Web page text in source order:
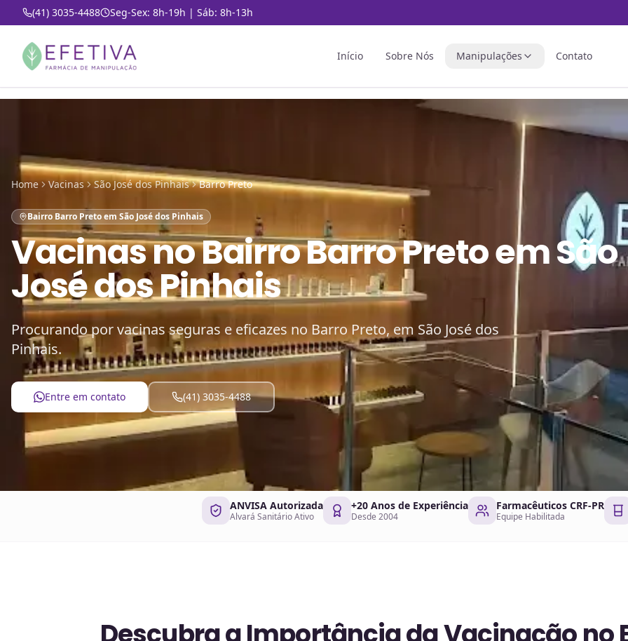
(41) 3035-4488 Seg-Sex: 8h-19h | Sáb: 8h-13h
Início Sobre Nós Manipulações Contato
Home Vacinas São José dos Pinhais Barro Preto
Bairro Barro Preto em São José dos Pinhais
VacinasnoBairro Barro Preto em São
José dos Pinhais
Procurando por vacinas seguras e eficazes no Barro Preto, em São José dos
Pinhais.
Entre em contato (41) 3035-4488
ANVISA Autorizada
Alvará Sanitário Ativo
+20 Anos de Experiência
Desde 2004
Farmacêuticos CRF-PR
Equipe Habilitada